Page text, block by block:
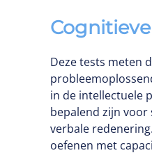
Deze tests meten
in de intellectuele
bepalend zijn voor
verbale
oefenen met